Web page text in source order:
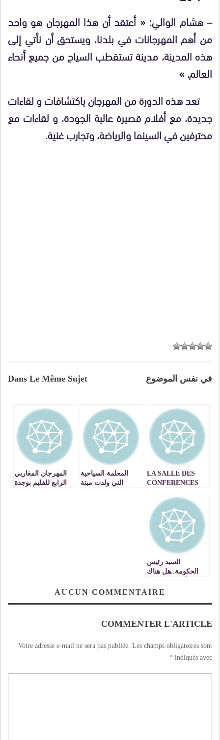
– هشام الوالي: « أعتقد أن هذا المهرجان هو واحد
من أهم المهرجانات في بلدنا، ويستحق أن نأتي إلى
هذه المدينة، مدينة تستقطب السياح من جميع أنحاء
العالم. »
تعد هذه الدورة من المهرجان باكتشافات و لقاءات
جديدة، مع أفلام قصيرة عالية الجودة، و لقاءات مع
محترفين في السينما والرياضة، وتجارب غنية.
Dans Le Même Sujet في نفس الموضوع
LA SALLE DES
CONFERENCES
ACCUEILLE LA
4ème EDITION DU
FESTIVAL
« AKHAM
INACHADEN » DE
LA REGION FES-
المعلمة السياحية
التي ولدت ميتة
المهرجان المغاربي
الرابع للفليم بوجدة
السيد رئيس
الحكومة..هل هناك
النكسة!!‎
AUCUN COMMENTAIRE
COMMENTER L'ARTICLE
Votre adresse e-mail ne sera pas publiée. Les champs obligatoires sont
indiqués avec
*